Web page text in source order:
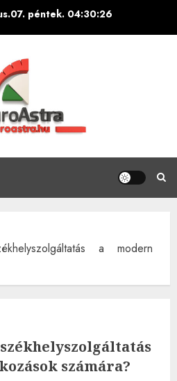
péntek. 04:30:27
a modern
számára?